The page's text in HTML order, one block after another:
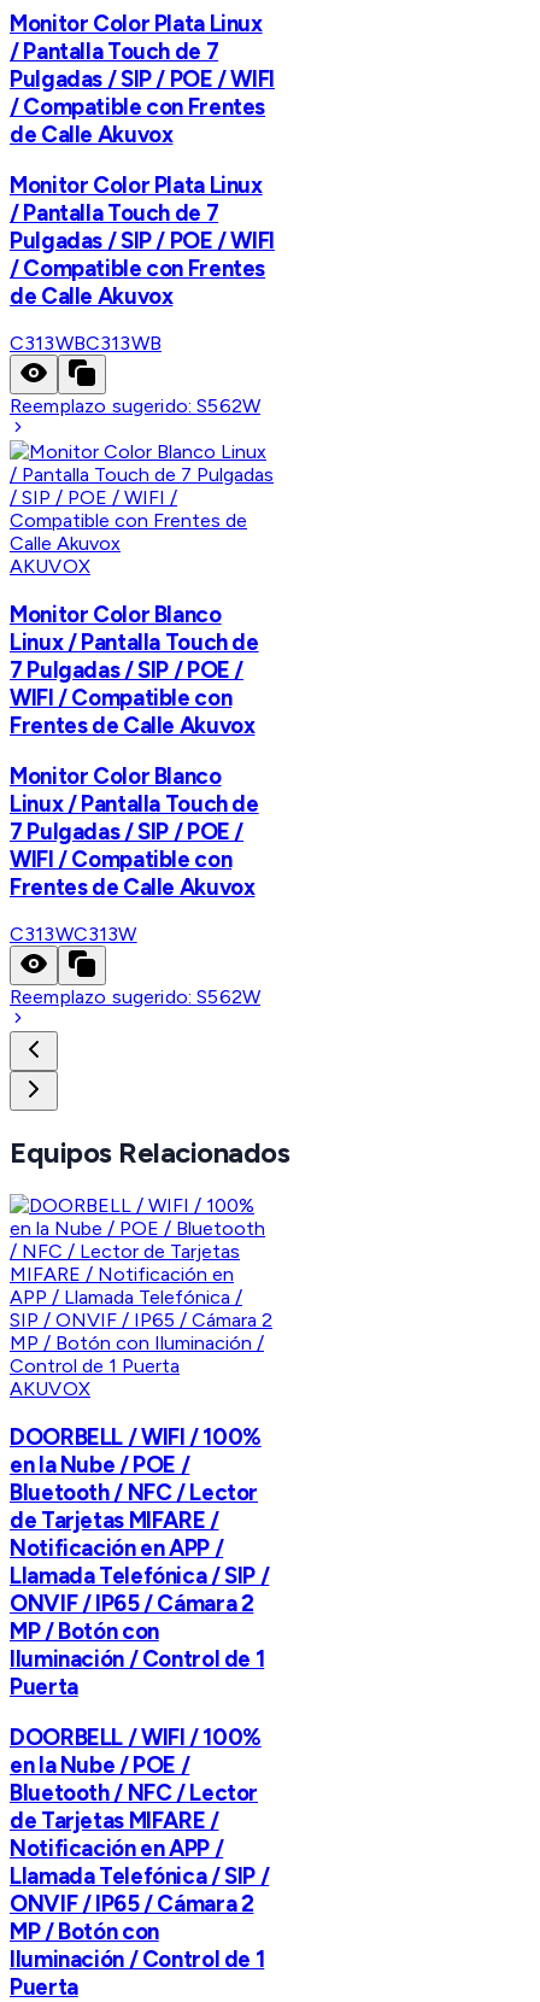
Monitor Color Plata Linux
/ Pantalla Touch de 7
Pulgadas / SIP / POE / WIFI
/ Compatible con Frentes
de Calle Akuvox
Monitor Color Plata Linux
/ Pantalla Touch de 7
Pulgadas / SIP / POE / WIFI
/ Compatible con Frentes
de Calle Akuvox
C313WBC313WB
Reemplazo sugerido:S562W
AKUVOX
Monitor Color Blanco
Linux / Pantalla Touch de
7 Pulgadas / SIP / POE /
WIFI / Compatible con
Frentes de Calle Akuvox
Monitor Color Blanco
Linux / Pantalla Touch de
7 Pulgadas / SIP / POE /
WIFI / Compatible con
Frentes de Calle Akuvox
C313WC313W
Reemplazo sugerido:S562W
Equipos Relacionados
AKUVOX
DOORBELL / WIFI / 100%
en la Nube / POE /
Bluetooth / NFC / Lector
de Tarjetas MIFARE /
Notificación en APP /
Llamada Telefónica / SIP /
ONVIF / IP65 / Cámara 2
MP / Botón con
Iluminación / Control de 1
Puerta
DOORBELL / WIFI / 100%
en la Nube / POE /
Bluetooth / NFC / Lector
de Tarjetas MIFARE /
Notificación en APP /
Llamada Telefónica / SIP /
ONVIF / IP65 / Cámara 2
MP / Botón con
Iluminación / Control de 1
Puerta